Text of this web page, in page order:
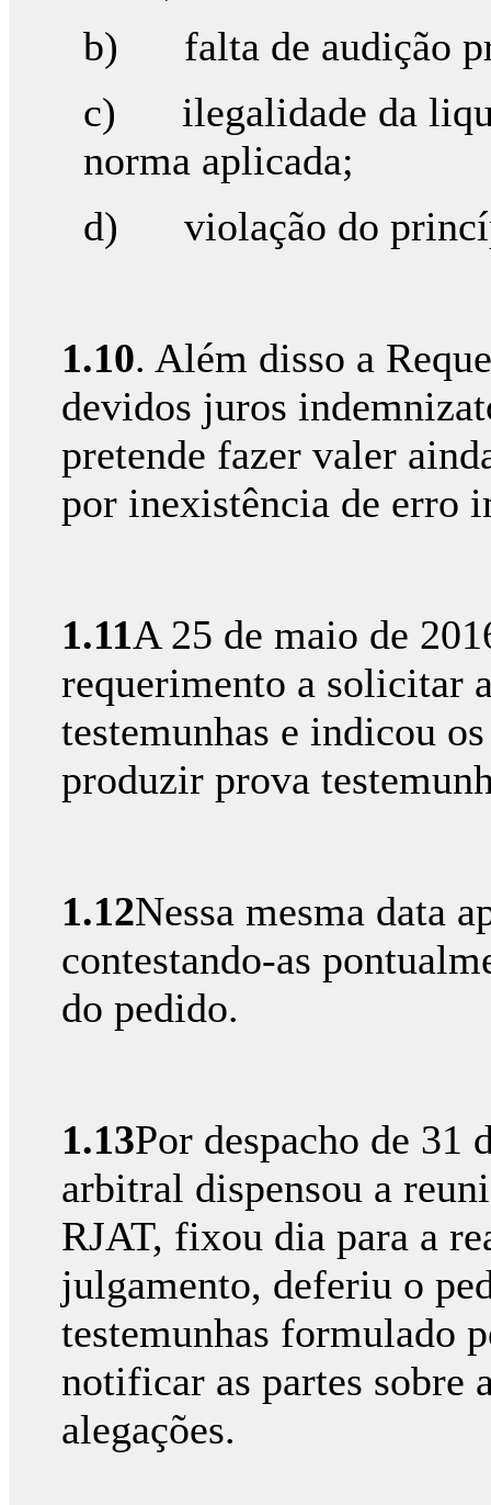
b) falta de audição
c) ilegalidade da
norma aplicada;
d) violação do
1.10. Além disso a
devidos juros
pretende fazer valer
por inexistência de erro
1.11A 25 de maio de
requerimento a solicitar
testemunhas e indicou
produzir prova
1.12Nessa mesma data
contestando-as
do pedido.
1.13Por despacho de 31
arbitral dispensou a
RJAT, fixou dia para a
julgamento, deferiu o
testemunhas formulado
notificar as partes sobre
alegações.